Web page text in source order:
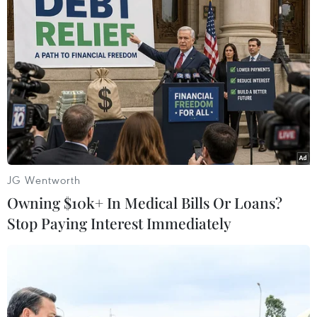
Tây Ban Nha - Scotland 1-3
David Silva 6, 44, David Villa 54 - David
Goodwillie (pen) 66
Huy Anh (Vietnam+)
JG Wentworth
Owning $10k+ In Medical Bills Or Loans?
Stop Paying Interest Immediately